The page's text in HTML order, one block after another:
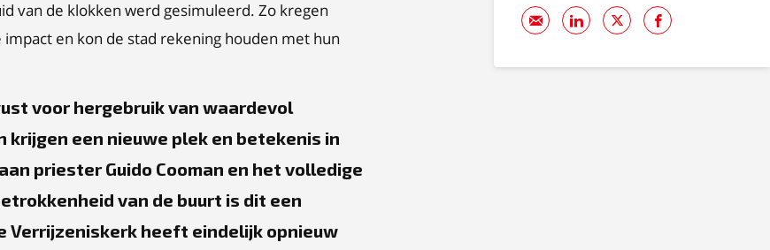
van de klokken werd gesimuleerd. Zo kregen
en kon de stad rekening houden met hun
voor hergebruik van waardevol
krijgen een nieuwe plek en betekenis in
priester Guido Cooman en het volledige
van de buurt is dit een
Verrijzeniskerk heeft eindelijk opnieuw